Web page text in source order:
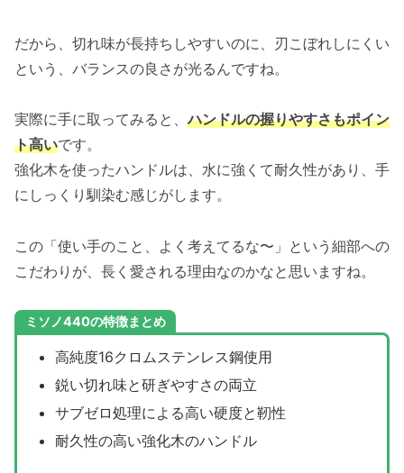
だから、切れ味が長持ちしやすいのに、刃こぼれしにくい
という、バランスの良さが光るんですね。
実際に手に取ってみると、ハンドルの握りやすさもポイン
ト高いです。
強化木を使ったハンドルは、水に強くて耐久性があり、手
にしっくり馴染む感じがします。
この「使い手のこと、よく考えてるな〜」という細部への
こだわりが、長く愛される理由なのかなと思いますね。
ミソノ440の特徴まとめ
高純度16クロムステンレス鋼使用
鋭い切れ味と研ぎやすさの両立
サブゼロ処理による高い硬度と靭性
耐久性の高い強化木のハンドル